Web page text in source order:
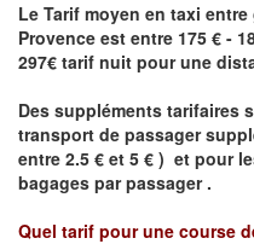
Le Tarif moyen en taxi entre
Provence est entre 175 € -
297€ tarif nuit pour une
Des suppléments tarifaires
transport de passager
entre 2.5 € et 5 € ) et pour
bagages par passager .
Quel tarif pour une course